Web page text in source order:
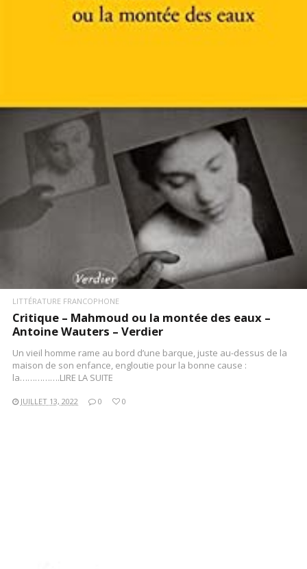
LITTÉRATURE FRANCOPHONE
Critique – Mahmoud ou la montée des eaux –
Antoine Wauters – Verdier
Un vieil homme rame au bord d’une barque, juste au-dessus de la
maison de son enfance, engloutie pour la bonne cause :
la…………….LIRE LA SUITE
JUILLET 13, 2022 0 0